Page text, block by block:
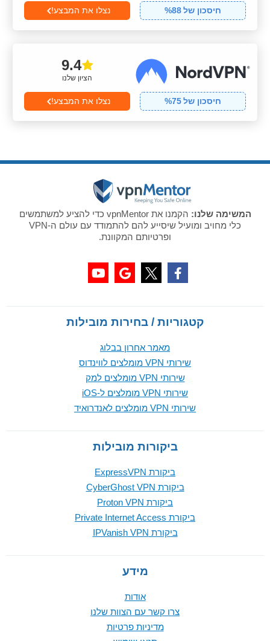
חיסכון של88
% נצלו את המבצע!
הציון שלנו
9.4
חיסכון של75
% נצלו את המבצע!
המשימה שלנו:
הקמנו את vpnMentor כדי להציע למשתמשים
כלי מחויב ומועיל שיסייע להם להתמודד עם עולם ה-VPN
ופרטיותם המקוונת.
קטגוריות / בחירות מובילות
מאמר אחרון בבלוג
שירותי VPN מומלצים לווינדוס
שירותי VPN מומלצים למק
שירותי VPN מומלצים ל-iOS
שירותי VPN מומלצים לאנדרואיד
ביקורות מובילות
ביקורת ExpressVPN
ביקורת CyberGhost VPN
ביקורת Proton VPN
ביקורת Private Internet Access
ביקורת IPVanish VPN
מידע
אודות
צרו קשר עם הצוות שלנו
מדיניות פרטיות